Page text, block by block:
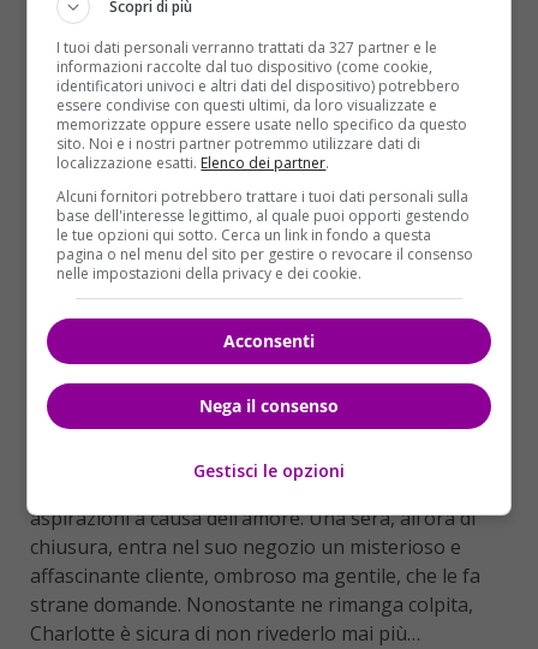
Flowerdi Shea Olsen Elizabeth Craft:
Charlotte vive con la nonna ed è una ragazza con la
testa sulle spalle: bravissima a scuola, lavora in un
negozio di fiori per pagarsi gli studi e nel tempo
libero si prepara per l’ammissione alla prestigiosa
concede distrazioni, niente uscite serali e soprattutto
niente ragazzi: la sua più grande paura è infatti
quella di fare la fine di tutte le donne della sua
famiglia, che hanno rinunciato a seguire le proprie
aspirazioni a causa dell’amore. Una sera, all’ora di
chiusura, entra nel suo negozio un misterioso e
affascinante cliente, ombroso ma gentile, che le fa
strane domande. Nonostante ne rimanga colpita,
Charlotte è sicura di non rivederlo mai più…
Scopri di più
I tuoi dati personali verranno trattati da 327 partner e le
informazioni raccolte dal tuo dispositivo (come cookie,
identificatori univoci e altri dati del dispositivo) potrebbero
essere condivise con questi ultimi, da loro visualizzate e
memorizzate oppure essere usate nello specifico da questo
sito. Noi e i nostri partner potremmo utilizzare dati di
localizzazione esatti. Elenco dei partner.
Alcuni fornitori potrebbero trattare i tuoi dati personali sulla
base dell'interesse legittimo, al quale puoi opporti gestendo
le tue opzioni qui sotto. Cerca un link in fondo a questa
pagina o nel menu del sito per gestire o revocare il consenso
nelle impostazioni della privacy e dei cookie.
Acconsenti
Nega il consenso
Gestisci le opzioni